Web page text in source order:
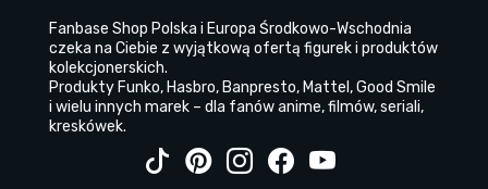
Fanbase Shop Polska i Europa Środkowo-Wschodnia
czeka na Ciebie z wyjątkową ofertą figurek i produktów
kolekcjonerskich.
Produkty Funko, Hasbro, Banpresto, Mattel, Good Smile
i wielu innych marek – dla fanów anime, filmów, seriali,
kreskówek.